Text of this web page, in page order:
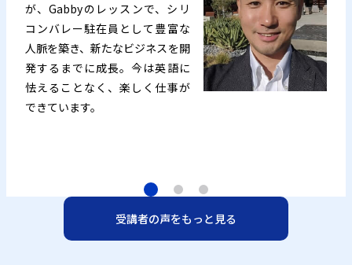
が、Gabbyのレッスンで、シリ
コンバレー駐在員として豊富な
人脈を築き、新たなビジネスを開
発するまでに成長。今は英語に
怯えることなく、楽しく仕事が
できています。
受講者の声をもっと見る